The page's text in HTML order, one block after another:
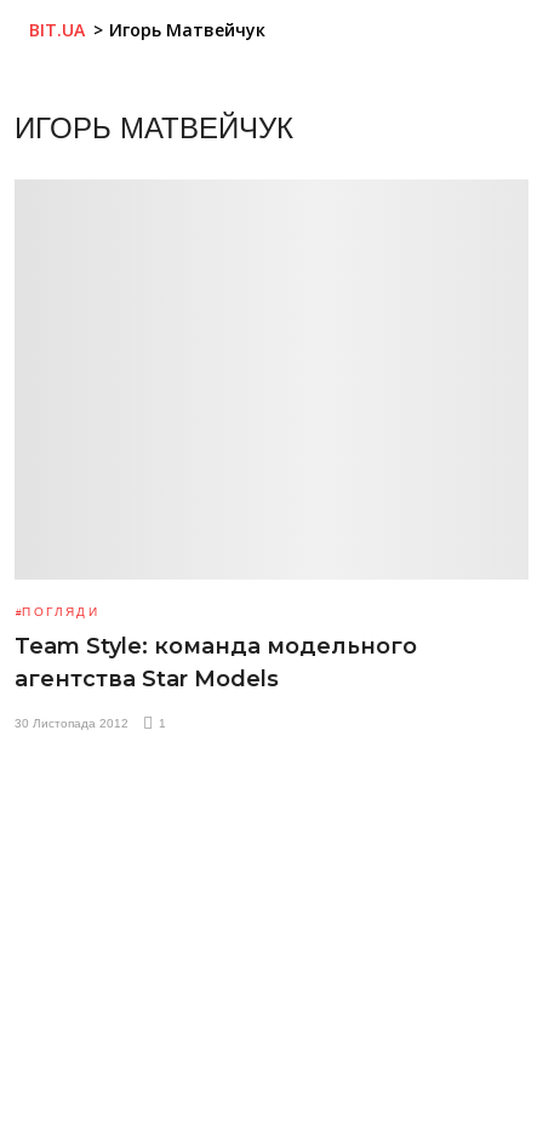
BIT.UA Игорь Матвейчук
ИГОРЬ МАТВЕЙЧУК
ПОГЛЯДИ
Team Style: команда модельного
агентства Star Models
30 Листопада 2012 1